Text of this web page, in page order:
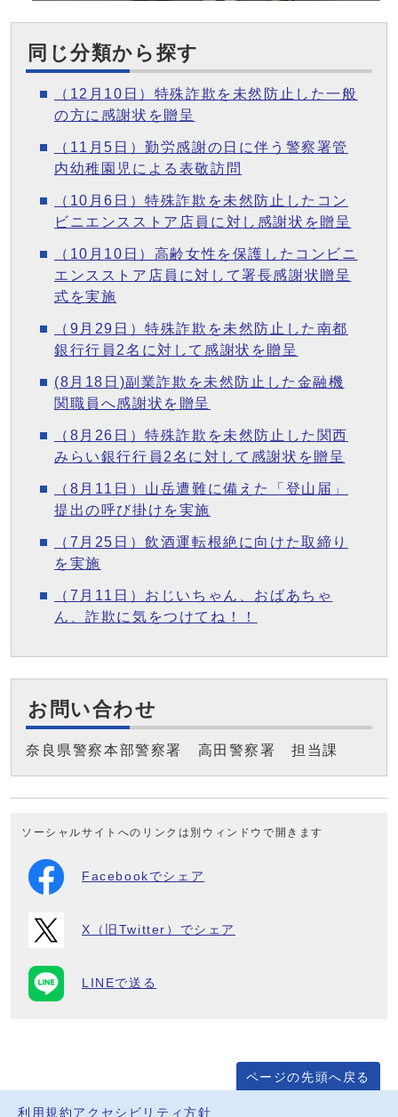
同じ分類から探す
（12月10日）特殊詐欺を未然防止した一般
の方に感謝状を贈呈
（11月5日）勤労感謝の日に伴う警察署管
内幼稚園児による表敬訪問
（10月6日）特殊詐欺を未然防止したコン
ビニエンスストア店員に対し感謝状を贈呈
（10月10日）高齢女性を保護したコンビニ
エンスストア店員に対して署長感謝状贈呈
式を実施
（9月29日）特殊詐欺を未然防止した南都
銀行行員2名に対して感謝状を贈呈
(8月18日)副業詐欺を未然防止した金融機
関職員へ感謝状を贈呈
（8月26日）特殊詐欺を未然防止した関西
みらい銀行行員2名に対して感謝状を贈呈
（8月11日）山岳遭難に備えた「登山届」
提出の呼び掛けを実施
（7月25日）飲酒運転根絶に向けた取締り
を実施
（7月11日）おじいちゃん、おばあちゃ
ん、詐欺に気をつけてね！！
お問い合わせ
奈良県警察本部警察署 高田警察署 担当課
ソーシャルサイトへのリンクは別ウィンドウで開きます
Facebookでシェア
X（旧Twitter）でシェア
LINEで送る
ページの先頭へ戻る
利用規約 アクセシビリティ方針